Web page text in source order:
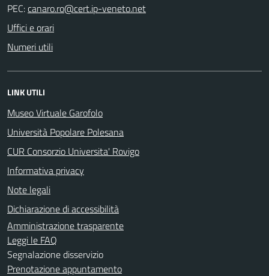
PEC:
Uffici e orari
Numeri utili
LINK UTILI
Museo Virtuale Garofolo
Università Popolare Polesana
CUR Consorzio Universita' Rovigo
Informativa privacy
Note legali
Dichiarazione di accessibilità
Amministrazione trasparente
Leggi le FAQ
Segnalazione disservizio
Prenotazione appuntamento